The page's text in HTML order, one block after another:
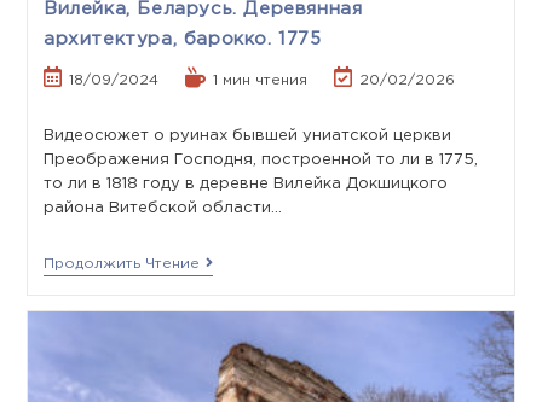
Вилейка, Беларусь. Деревянная
архитектура, барокко. 1775
18/09/2024 1 мин чтения 20/02/2026
Видеосюжет о руинах бывшей униатской церкви
Преображения Господня, построенной то ли в 1775,
то ли в 1818 году в деревне Вилейка Докшицкого
района Витебской области…
Продолжить Чтение